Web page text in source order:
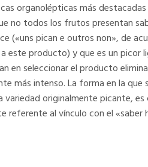
organolépticas más
no todos los frutos presentan
(«uns pican e outros non», de
este producto) y que es un picor
en seleccionar el producto
más intenso. La forma en la que
originalmente picante, es
referente al vínculo con el «saber